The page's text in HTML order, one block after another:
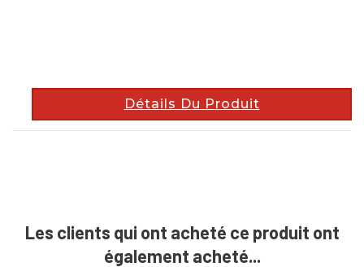
Détails Du Produit
Les clients qui ont acheté ce produit ont
également acheté...